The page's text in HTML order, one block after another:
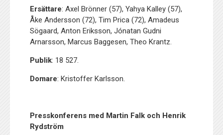
Ersättare: Axel Brönner (57), Yahya Kalley (57),
Åke Andersson (72), Tim Prica (72), Amadeus
Sögaard, Anton Eriksson, Jónatan Gudni
Arnarsson, Marcus Baggesen, Theo Krantz.
Publik: 18 527.
Domare: Kristoffer Karlsson.
Presskonferens med Martin Falk och Henrik
Rydström